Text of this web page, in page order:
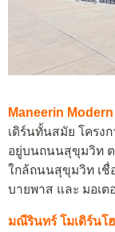
Maneerin
เดิร์นทั้นสมัย โครงก
อยู่บนถนนสุขุมวิท ต
ใกล้ถนนสุขุมวิท เชื่
บายพาส และ มอเต
มณีรินทร์ โมเดิร์นโ